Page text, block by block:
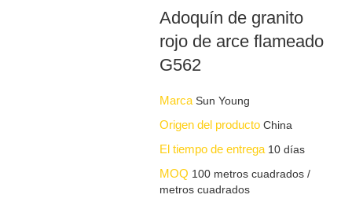
Adoquín de granito
rojo de arce flameado
G562
MarcaSun Young
Origen del productoChina
El tiempo de entrega10 días
MOQ 100 metros cuadrados /
metros cuadrados